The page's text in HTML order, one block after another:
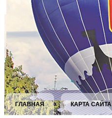
ГЛАВНАЯ КАРТА САЙТА